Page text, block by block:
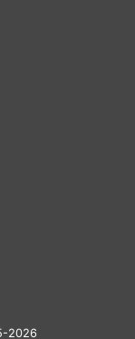
2026